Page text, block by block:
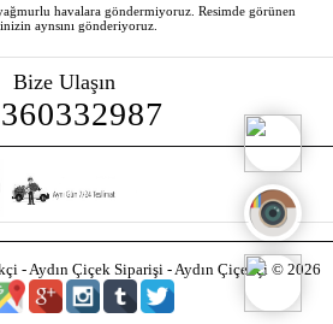
havalara göndermiyoruz. Resimde görünen
aynsını gönderiyoruz.
Bize Ulaşın
- Aydın Çiçek Siparişi - Aydın Çiçekçi © 2026